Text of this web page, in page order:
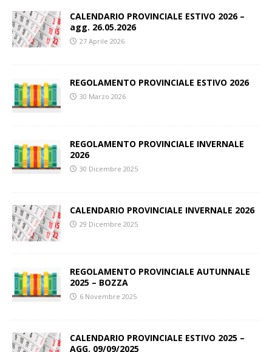
CALENDARIO PROVINCIALE ESTIVO 2026 –
agg. 26.05.2026
27 Aprile 2026
REGOLAMENTO PROVINCIALE ESTIVO 2026
30 Marzo 2026
REGOLAMENTO PROVINCIALE INVERNALE
2026
30 Dicembre 2025
CALENDARIO PROVINCIALE INVERNALE 2026
29 Dicembre 2025
REGOLAMENTO PROVINCIALE AUTUNNALE
2025 – BOZZA
6 Novembre 2025
CALENDARIO PROVINCIALE ESTIVO 2025 –
AGG. 09/09/2025